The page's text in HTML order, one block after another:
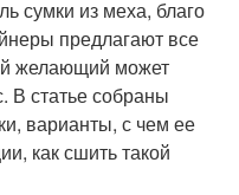
сумки из меха, благо
предлагают все
желающий может
В статье собраны
варианты, с чем ее
как сшить такой